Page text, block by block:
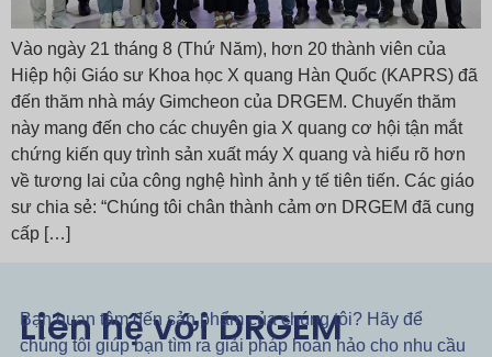
Vào ngày 21 tháng 8 (Thứ Năm), hơn 20 thành viên của
Hiệp hội Giáo sư Khoa học X quang Hàn Quốc (KAPRS) đã
đến thăm nhà máy Gimcheon của DRGEM. Chuyến thăm
này mang đến cho các chuyên gia X quang cơ hội tận mắt
chứng kiến quy trình sản xuất máy X quang và hiểu rõ hơn
về tương lai của công nghệ hình ảnh y tế tiên tiến. Các giáo
sư chia sẻ: “Chúng tôi chân thành cảm ơn DRGEM đã cung
cấp […]
Liên hệ với DRGEM
Bạn quan tâm đến sản phẩm của chúng tôi? Hãy để
chúng tôi giúp bạn tìm ra giải pháp hoàn hảo cho nhu cầu